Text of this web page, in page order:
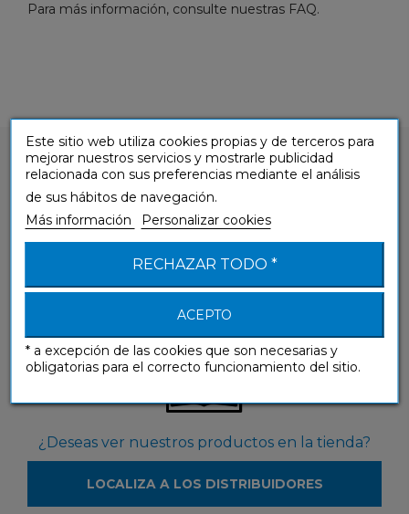
Para más información, consulte nuestras FAQ.
¿Tienes alguna pregunta sobre nuestros
productos?
¿Deseas ver nuestros productos en la tienda?
LOCALIZA A LOS DISTRIBUIDORES
Este sitio web utiliza cookies propias y de terceros para
mejorar nuestros servicios y mostrarle publicidad
relacionada con sus preferencias mediante el análisis
de sus hábitos de navegación.
Más información
Personalizar cookies
RECHAZAR TODO *
ACEPTO
* a excepción de las cookies que son necesarias y
obligatorias para el correcto funcionamiento del sitio.